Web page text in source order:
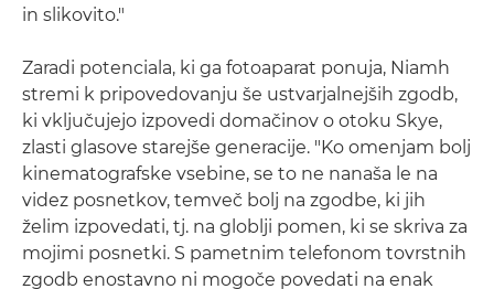
in slikovito."
Zaradi potenciala, ki ga fotoaparat ponuja, Niamh
stremi k pripovedovanju še ustvarjalnejših zgodb,
ki vključujejo izpovedi domačinov o otoku Skye,
zlasti glasove starejše generacije. "Ko omenjam bolj
kinematografske vsebine, se to ne nanaša le na
videz posnetkov, temveč bolj na zgodbe, ki jih
želim izpovedati, tj. na globlji pomen, ki se skriva za
mojimi posnetki. S pametnim telefonom tovrstnih
zgodb enostavno ni mogoče povedati na enak